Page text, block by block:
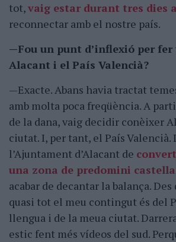
tot,vaig estar durant tres dies
reconnectar amb el nostre país.
—Fou un punt d’inflexió per fer
Alacant i el País Valencià?
—Exacte. Abans havia tractat
amb molta poca freqüència. A
de la dana, vaig decidir conèixer
ciutat. I, per tant, el País Valencià.
l’Ajuntament d’Alacant de
una zona de predomini
acabar de decantar la balança. Des
quasi tot el meu contingut és del
llengua i de la meua ciutat.
estic fent més vídeos del sud.